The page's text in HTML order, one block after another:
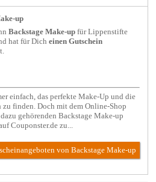
up
Backstage Make-up fürLippenstifte
hat für Dicheinen Gutschein
einfach, das perfekte Make-Up und die
finden. Doch mit dem Online-Shop
gehörenden Backstage Make-up
Couponster.de zu...
von Backstage Make-up